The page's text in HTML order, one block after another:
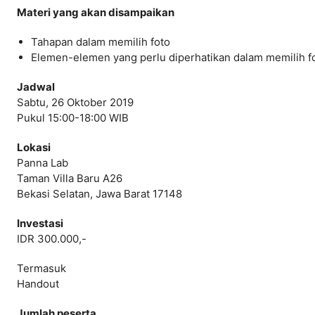
Materi yang akan disampaikan
Tahapan dalam memilih foto
Elemen-elemen yang perlu diperhatikan dalam memilih
Jadwal
Sabtu, 26 Oktober 2019
Pukul 15:00-18:00 WIB
Lokasi
Panna Lab
Taman Villa Baru A26
Bekasi Selatan, Jawa Barat 17148
Investasi
IDR 300.000,-
Termasuk
Handout